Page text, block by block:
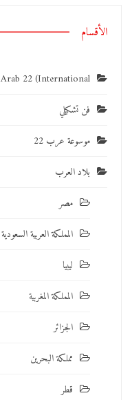
الأقسام
Arab 22 (International
فن تشكيلي
موسوعة عرب 22
بلاد العرب
مصر
المملكة العربية السعودية
ليبيا
المملكة المغربية
الجزائر
مملكة البحرين
قطر